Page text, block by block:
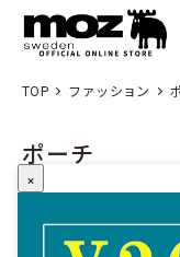
TOP ファッション
ポーチ
×